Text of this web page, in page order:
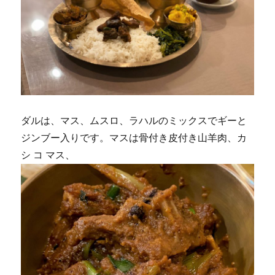
ダルは、マス、ムスロ、ラハルのミックスでギーと
ジンブー入りです。マスは骨付き皮付き山羊肉、カ
シ コ マス、